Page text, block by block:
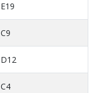
E19
C9
D12
C4